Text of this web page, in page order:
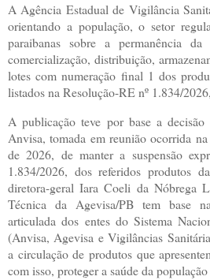
A Agência Estadual de Vigilância
orientando a população, o setor
paraibanas sobre a permanência da
comercialização, distribuição,
lotes com numeração final 1 dos
listados na Resolução-RE nº 1.834/
A publicação teve por base a
Anvisa, tomada em reunião ocorrida
de 2026, de manter a suspensão
1.834/2026, dos referidos produtos
diretora-geral Iara Coeli da Nóbrega
Técnica da Agevisa/PB tem base
articulada dos entes do Sistema
(Anvisa, Agevisa e Vigilâncias
a circulação de produtos que
com isso, proteger a saúde da